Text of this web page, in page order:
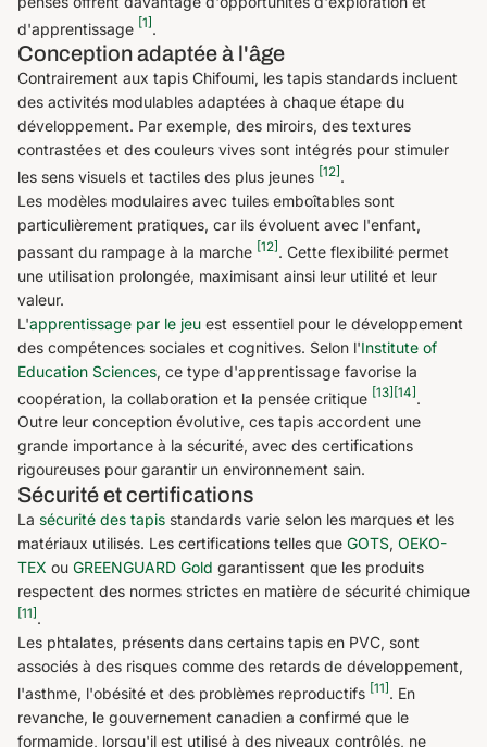
d'apprentissage [1]
Conception adaptée à l'âge
Contrairement aux tapis Chifoumi, les tapis standards incluent
des activités modulables adaptées à chaque étape du
développement. Par exemple, des miroirs, des textures
contrastées et des couleurs vives sont intégrés pour stimuler
les sens visuels et tactiles des plus jeunes [12] .
Les modèles modulaires avec tuiles emboîtables sont
particulièrement pratiques, car ils évoluent avec l'enfant,
passant du rampage à la marche [12] . Cette flexibilité permet
une utilisation prolongée, maximisant ainsi leur utilité et leur
valeur.
L'apprentissage par le jeu est essentiel pour le développement
des compétences sociales et cognitives. Selon l'Institute of
Education Sciences, ce type d'apprentissage favorise la
coopération, la collaboration et la pensée critique [13] [14]
Outre leur conception évolutive, ces tapis accordent une
grande importance à la sécurité, avec des certifications
rigoureuses pour garantir un environnement sain.
Sécurité et certifications
La sécurité des tapis standards varie selon les marques et les
matériaux utilisés. Les certifications telles que GOTS, OEKO-
TEX ou GREENGUARD Gold garantissent que les produits
respectent des normes strictes en matière de sécurité chimique
[11] .
Les phtalates, présents dans certains tapis en PVC, sont
associés à des risques comme des retards de développement,
l'asthme, l'obésité et des problèmes reproductifs [11] . En
revanche, le gouvernement canadien a confirmé que le
formamide, lorsqu'il est utilisé à des niveaux contrôlés, ne